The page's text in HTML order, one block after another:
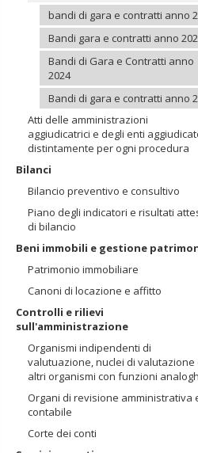
bandi di gara e contratti anno
Bandi gara e contratti anno
Bandi di Gara e Contratti anno
2024
Bandi di gara e contratti anno
Atti delle amministrazioni
aggiudicatrici e degli enti
distintamente per ogni procedura
Bilanci
Bilancio preventivo e consultivo
Piano degli indicatori e risultati
di bilancio
Beni immobili e gestione
Patrimonio immobiliare
Canoni di locazione e affitto
Controlli e rilievi
sull'amministrazione
Organismi indipendenti di
valutuazione, nuclei di valutazione
altri organismi con funzioni
Organi di revisione amministrativa
contabile
Corte dei conti